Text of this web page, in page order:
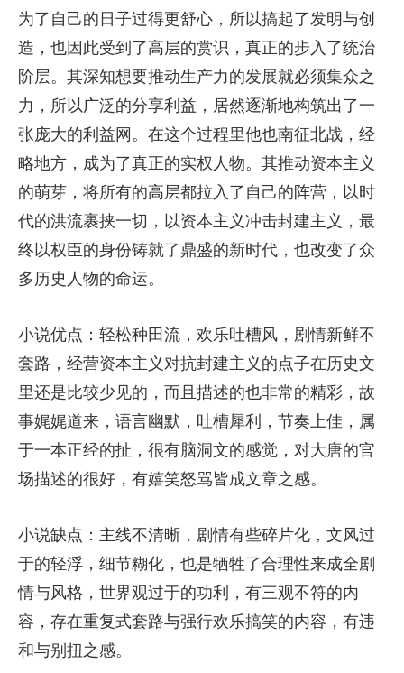
为了自己的日子过得更舒心，所以搞起了发明与创
造，也因此受到了高层的赏识，真正的步入了统治
阶层。其深知想要推动生产力的发展就必须集众之
力，所以广泛的分享利益，居然逐渐地构筑出了一
张庞大的利益网。在这个过程里他也南征北战，经
略地方，成为了真正的实权人物。其推动资本主义
的萌芽，将所有的高层都拉入了自己的阵营，以时
代的洪流裹挟一切，以资本主义冲击封建主义，最
终以权臣的身份铸就了鼎盛的新时代，也改变了众
多历史人物的命运。
小说优点：轻松种田流，欢乐吐槽风，剧情新鲜不
套路，经营资本主义对抗封建主义的点子在历史文
里还是比较少见的，而且描述的也非常的精彩，故
事娓娓道来，语言幽默，吐槽犀利，节奏上佳，属
于一本正经的扯，很有脑洞文的感觉，对大唐的官
场描述的很好，有嬉笑怒骂皆成文章之感。
小说缺点：主线不清晰，剧情有些碎片化，文风过
于的轻浮，细节糊化，也是牺牲了合理性来成全剧
情与风格，世界观过于的功利，有三观不符的内
容，存在重复式套路与强行欢乐搞笑的内容，有违
和与别扭之感。